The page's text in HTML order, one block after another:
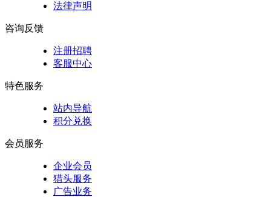
法律声明
咨询反馈
注册招聘
客服中心
特色服务
站内导航
积分兑换
会员服务
企业会员
猎头服务
广告业务